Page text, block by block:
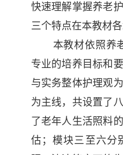
快速理解掌握养老
三个特点在本教材
本教材依照养
专业的培养目标和
与实务整体护理观
为主线，共设置了
了老年人生活照料
估；模块三至六分